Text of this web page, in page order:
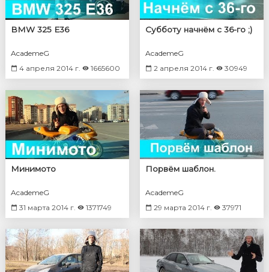
BMW 325 E36
AcademeG
4 апреля 2014 г.
1665600
Субботу начнём с 36-го ;)
AcademeG
2 апреля 2014 г.
30949
Минимото
AcademeG
31 марта 2014 г.
1371749
Порвём шаблон.
AcademeG
29 марта 2014 г.
37971